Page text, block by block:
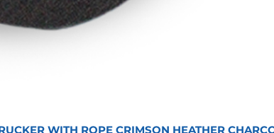
WITH ROPE CRIMSON HEATHER